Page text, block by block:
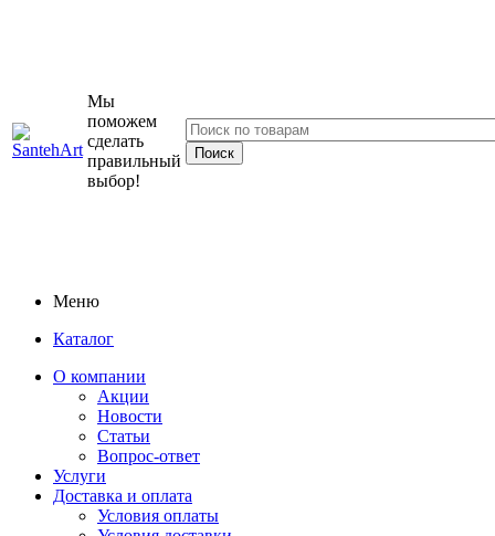
Мы
поможем
сделать
правильный
выбор!
Меню
Каталог
О компании
Акции
Новости
Статьи
Вопрос-ответ
Услуги
Доставка и оплата
Условия оплаты